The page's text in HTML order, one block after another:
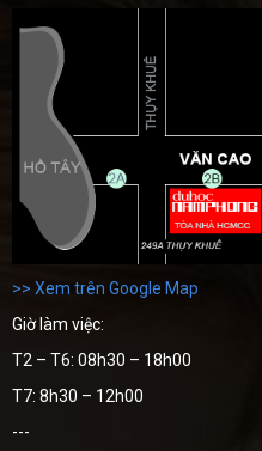
>> Xem trên Google Map
Giờ làm việc:
T2 – T6: 08h30 – 18h00
T7: 8h30 – 12h00
---